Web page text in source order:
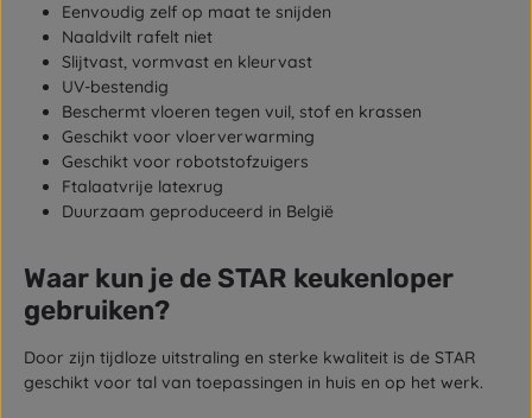
Eenvoudig zelf op maat te snijden
Naaldvilt rafelt niet
Slijtvast, vormvast en kleurvast
UV-bestendig
Beschermt vloeren tegen vuil, stof en krassen
Geschikt voor vloerverwarming
Geschikt voor robotstofzuigers
Ftalaatvrije latexrug
Duurzaam geproduceerd in België
Waar kun je de STAR keukenloper
gebruiken?
Door zijn tijdloze uitstraling en sterke kwaliteit is de STAR
geschikt voor tal van toepassingen in huis en op het werk.